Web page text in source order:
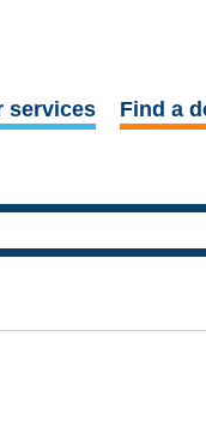
services Find a